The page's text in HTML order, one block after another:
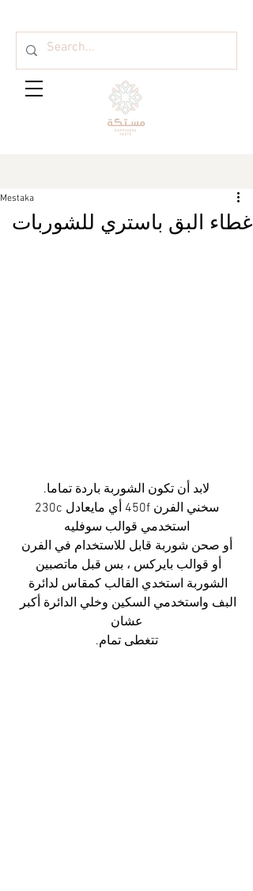
غطاء البق باستري للشوربات
Mestaka
لابد أن تكون الشوربة باردة تماما.
سخني الفرن 450f أي مايعادل 230c
استخدمي قوالب سوفليه
أو صحن شوربة قابل للاستخدام في الفرن
أو قوالب بايركس ، بس قبل ماتصبين
الشوربة استخدي القالب كمقاس لدائرة
البف واستخدمي السكين وخلي الدائرة أكبر
عشان
تتغطى تمام.